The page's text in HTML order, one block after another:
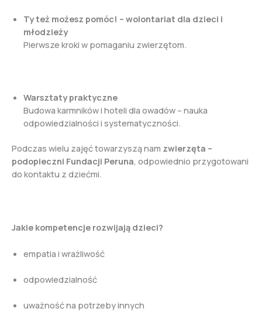
Ty też możesz pomóc! – wolontariat dla dzieci i
młodzieży
Pierwsze kroki w pomaganiu zwierzętom.
Warsztaty praktyczne
Budowa karmników i hoteli dla owadów – nauka
odpowiedzialności i systematyczności.
Podczas wielu zajęć towarzyszą nam zwierzęta –
podopieczni Fundacji Peruna, odpowiednio przygotowani
do kontaktu z dziećmi.
Jakie kompetencje rozwijają dzieci?
empatia i wrażliwość
odpowiedzialność
uważność na potrzeby innych